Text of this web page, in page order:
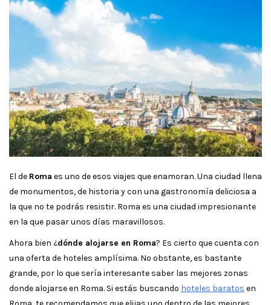
El de Roma es uno de esos viajes que enamoran. Una ciudad llena
de monumentos, de historia y con una gastronomía deliciosa a
la que no te podrás resistir. Roma es una ciudad impresionante
en la que pasar unos días maravillosos.
Ahora bien ¿dónde alojarse en Roma? Es cierto que cuenta con
una oferta de hoteles amplísima. No obstante, es bastante
grande, por lo que sería interesante saber las mejores zonas
donde alojarse en Roma. Si estás buscando hoteles baratos en